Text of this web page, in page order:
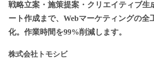
戦略立案・施策提案・クリエイティブ生
ート作成まで、Webマーケティングの全
化。作業時間を99%削減します。
株式会社トモシビ